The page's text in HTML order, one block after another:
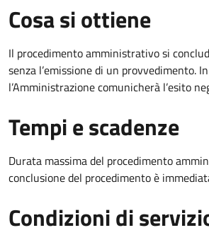
Cosa si ottiene
Il procedimento amministrativo si
senza l’emissione di un provvedimento.
l’Amministrazione comunicherà l’esito
Tempi e scadenze
Durata massima del procedimento
conclusione del procedimento è
Condizioni di